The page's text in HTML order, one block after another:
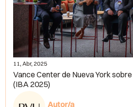
11, Abr, 2025
Vance Center de Nueva York
(IBA 2025)
Autor/a